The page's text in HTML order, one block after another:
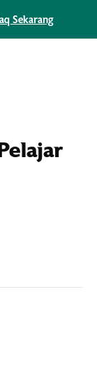
Sekarang